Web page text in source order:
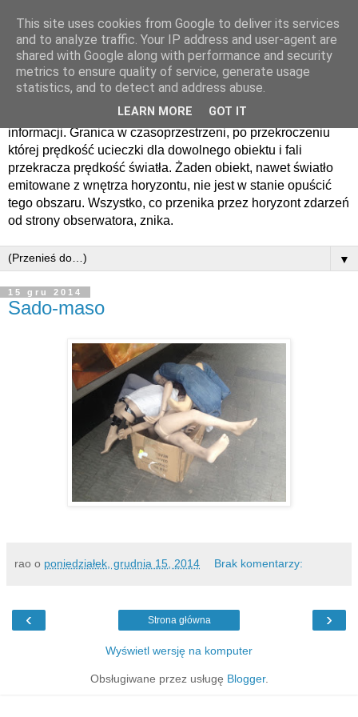
Horyzont zdarzen
Horyzont zdarzeń − sfera otaczająca czarną dziurę lub tunel
czasoprzestrzenny, oddzielająca obserwatora zdarzenia od
zdarzeń, o których nie może on nigdy otrzymać żadnych
informacji. Granica w czasoprzestrzeni, po przekroczeniu
której prędkość ucieczki dla dowolnego obiektu i fali
przekracza prędkość światła. Żaden obiekt, nawet światło
emitowane z wnętrza horyzontu, nie jest w stanie opuścić
tego obszaru. Wszystko, co przenika przez horyzont zdarzeń
od strony obserwatora, znika.
▼
15 gru 2014
Sado-maso
rao o poniedziałek, grudnia 15, 2014 Brak komentarzy:
‹ ›
Strona główna
Wyświetl wersję na komputer
Obsługiwane przez usługę Blogger.
This site uses cookies from Google to deliver its services
and to analyze traffic. Your IP address and user-agent are
shared with Google along with performance and security
metrics to ensure quality of service, generate usage
statistics, and to detect and address abuse.
LEARN MORE GOT IT